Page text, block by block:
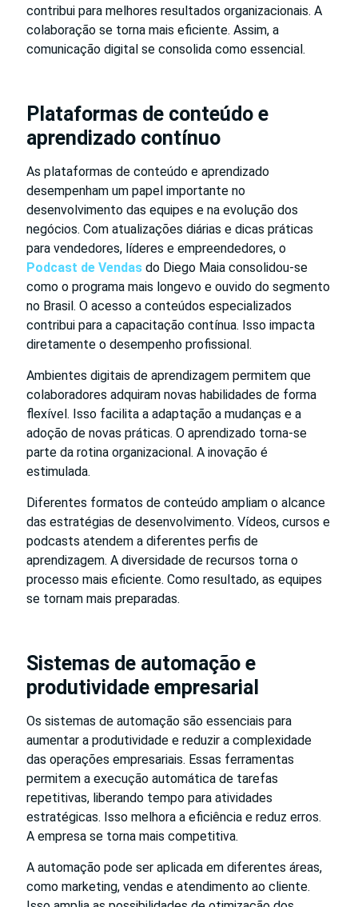
contribui para melhores resultados organizacionais. A
colaboração se torna mais eficiente. Assim, a
comunicação digital se consolida como essencial.
Plataformas de conteúdo e
aprendizado contínuo
As plataformas de conteúdo e aprendizado
desempenham um papel importante no
desenvolvimento das equipes e na evolução dos
negócios. Com atualizações diárias e dicas práticas
para vendedores, líderes e empreendedores, o
Podcast de Vendas do Diego Maia consolidou-se
como o programa mais longevo e ouvido do segmento
no Brasil. O acesso a conteúdos especializados
contribui para a capacitação contínua. Isso impacta
diretamente o desempenho profissional.
Ambientes digitais de aprendizagem permitem que
colaboradores adquiram novas habilidades de forma
flexível. Isso facilita a adaptação a mudanças e a
adoção de novas práticas. O aprendizado torna-se
parte da rotina organizacional. A inovação é
estimulada.
Diferentes formatos de conteúdo ampliam o alcance
das estratégias de desenvolvimento. Vídeos, cursos e
podcasts atendem a diferentes perfis de
aprendizagem. A diversidade de recursos torna o
processo mais eficiente. Como resultado, as equipes
se tornam mais preparadas.
Sistemas de automação e
produtividade empresarial
Os sistemas de automação são essenciais para
aumentar a produtividade e reduzir a complexidade
das operações empresariais. Essas ferramentas
permitem a execução automática de tarefas
repetitivas, liberando tempo para atividades
estratégicas. Isso melhora a eficiência e reduz erros.
A empresa se torna mais competitiva.
A automação pode ser aplicada em diferentes áreas,
como marketing, vendas e atendimento ao cliente.